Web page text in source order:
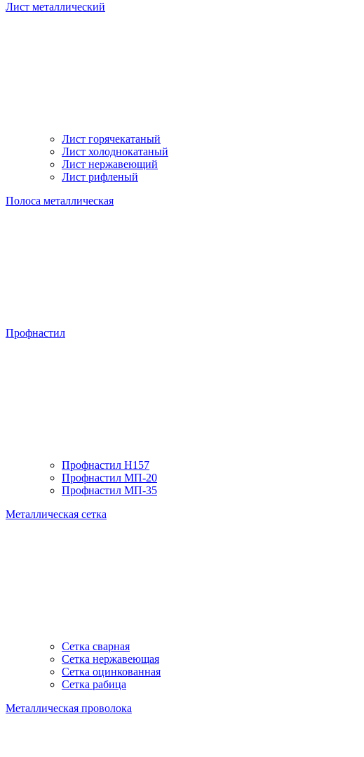
Лист металлический
Лист горячекатаный
Лист холоднокатаный
Лист нержавеющий
Лист рифленый
Полоса металлическая
Профнастил
Профнастил H157
Профнастил МП-20
Профнастил МП-35
Металлическая сетка
Сетка сварная
Сетка нержавеющая
Сетка оцинкованная
Сетка рабица
Металлическая проволока